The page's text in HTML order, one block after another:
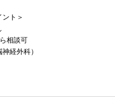
ント＞
相談可
経外科）